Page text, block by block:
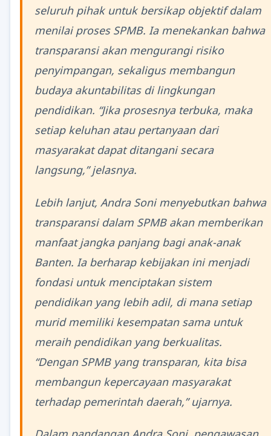
seluruh pihak untuk bersikap objektif dalam
menilai proses SPMB. Ia menekankan bahwa
transparansi akan mengurangi risiko
penyimpangan, sekaligus membangun
budaya akuntabilitas di lingkungan
pendidikan. “Jika prosesnya terbuka, maka
setiap keluhan atau pertanyaan dari
masyarakat dapat ditangani secara
langsung,” jelasnya.
Lebih lanjut, Andra Soni menyebutkan bahwa
transparansi dalam SPMB akan memberikan
manfaat jangka panjang bagi anak-anak
Banten. Ia berharap kebijakan ini menjadi
fondasi untuk menciptakan sistem
pendidikan yang lebih adil, di mana setiap
murid memiliki kesempatan sama untuk
meraih pendidikan yang berkualitas.
“Dengan SPMB yang transparan, kita bisa
membangun kepercayaan masyarakat
terhadap pemerintah daerah,” ujarnya.